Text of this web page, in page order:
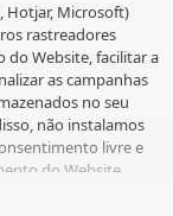
Hotjar, Microsoft)
rastreadores
Website, facilitar a
as campanhas
no seu
não instalamos
livre e
do Website.